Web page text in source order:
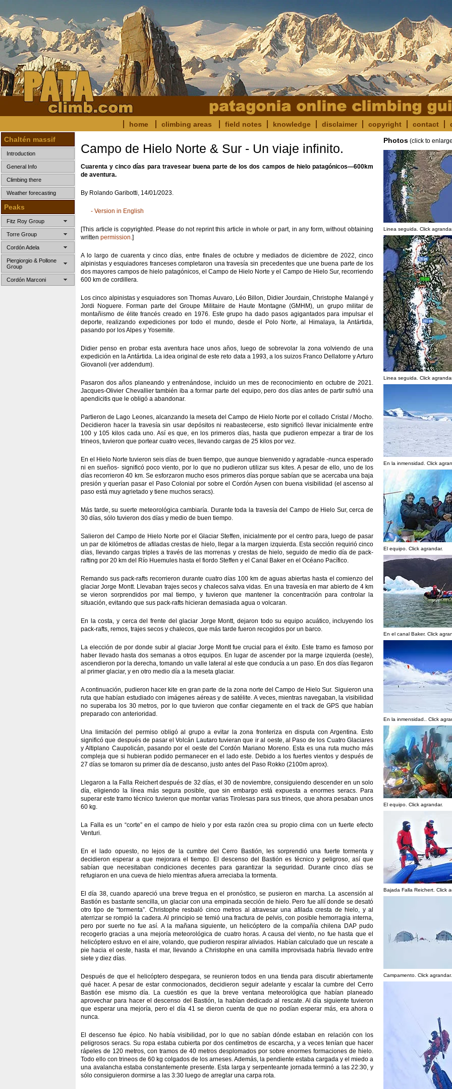
home climbing areas field notes knowledge disclaimer copyright contact
Chaltén massif
Introduction
General Info
Climbing there
Weather forecasting
Peaks
Fitz Roy Group
Torre Group
Cordón Adela
Piergiorgio & Pollone
Group
Cordón Marconi
Campo de Hielo Norte & Sur - Un viaje infinito.
Cuarenta y cinco días para travesear buena parte de los dos campos de hielo patagónicos—600km
de aventura.
By Rolando Garibotti, 14/01/2023.
- Version in English
[This article is copyrighted. Please do not reprint this article in whole or part, in any form, without obtaining
written permission.]
A lo largo de cuarenta y cinco días, entre finales de octubre y mediados de diciembre de 2022, cinco
alpinistas y esquiadores franceses completaron una travesía sin precedentes que une buena parte de los
dos mayores campos de hielo patagónicos, el Campo de Hielo Norte y el Campo de Hielo Sur, recorriendo
600 km de cordillera.
Los cinco alpinistas y esquiadores son Thomas Auvaro, Léo Billon, Didier Jourdain, Christophe Malangé y
Jordi Noguere. Forman parte del Groupe Militaire de Haute Montagne (GMHM), un grupo militar de
montañismo de élite francés creado en 1976. Este grupo ha dado pasos agigantados para impulsar el
deporte, realizando expediciones por todo el mundo, desde el Polo Norte, al Himalaya, la Antártida,
pasando por los Alpes y Yosemite.
Didier penso en probar esta aventura hace unos años, luego de sobrevolar la zona volviendo de una
expedición en la Antártida. La idea original de este reto data a 1993, a los suizos Franco Dellatorre y Arturo
Giovanoli (ver addendum).
Pasaron dos años planeando y entrenándose, incluido un mes de reconocimiento en octubre de 2021.
Jacques-Olivier Chevallier también iba a formar parte del equipo, pero dos días antes de partir sufrió una
apendicitis que le obligó a abandonar.
Partieron de Lago Leones, alcanzando la meseta del Campo de Hielo Norte por el collado Cristal / Mocho.
Decidieron hacer la travesía sin usar depósitos ni reabastecerse, esto significó llevar inicialmente entre
100 y 105 kilos cada uno. Así es que, en los primeros días, hasta que pudieron empezar a tirar de los
trineos, tuvieron que portear cuatro veces, llevando cargas de 25 kilos por vez.
En el Hielo Norte tuvieron seis días de buen tiempo, que aunque bienvenido y agradable -nunca esperado
ni en sueños- significó poco viento, por lo que no pudieron utilizar sus kites. A pesar de ello, uno de los
días recorrieron 40 km. Se esforzaron mucho esos primeros días porque sabían que se acercaba una baja
presión y querían pasar el Paso Colonial por sobre el Cordón Aysen con buena visibilidad (el ascenso al
paso está muy agrietado y tiene muchos seracs).
Más tarde, su suerte meteorológica cambiaría. Durante toda la travesía del Campo de Hielo Sur, cerca de
30 días, sólo tuvieron dos días y medio de buen tiempo.
Salieron del Campo de Hielo Norte por el Glaciar Steffen, inicialmente por el centro para, luego de pasar
un par de kilómetros de afiladas crestas de hielo, llegar a la margen izquierda. Esta sección requirió cinco
días, llevando cargas triples a través de las morrenas y crestas de hielo, seguido de medio día de pack-
rafting por 20 km del Río Huemules hasta el fiordo Steffen y el Canal Baker en el Océano Pacífico.
Remando sus pack-rafts recorrieron durante cuatro días 100 km de aguas abiertas hasta el comienzo del
glaciar Jorge Montt. Llevaban trajes secos y chalecos salva vidas. En una travesía en mar abierto de 4 km
se vieron sorprendidos por mal tiempo, y tuvieron que mantener la concentración para controlar la
situación, evitando que sus pack-rafts hicieran demasiada agua o volcaran.
En la costa, y cerca del frente del glaciar Jorge Montt, dejaron todo su equipo acuático, incluyendo los
pack-rafts, remos, trajes secos y chalecos, que más tarde fueron recogidos por un barco.
La elección de por donde subir al glaciar Jorge Montt fue crucial para el éxito. Este tramo es famoso por
haber llevado hasta dos semanas a otros equipos. En lugar de ascender por la marge izquierda (oeste),
ascendieron por la derecha, tomando un valle lateral al este que conducía a un paso. En dos días llegaron
al primer glaciar, y en otro medio día a la meseta glaciar.
A continuación, pudieron hacer kite en gran parte de la zona norte del Campo de Hielo Sur. Siguieron una
ruta que habían estudiado con imágenes aéreas y de satélite. A veces, mientras navegaban, la visibilidad
no superaba los 30 metros, por lo que tuvieron que confiar ciegamente en el track de GPS que habían
preparado con anterioridad.
Una limitación del permiso obligó al grupo a evitar la zona fronteriza en disputa con Argentina. Esto
significó que después de pasar el Volcán Lautaro tuvieran que ir al oeste, al Paso de los Cuatro Glaciares
y Altiplano Caupolicán, pasando por el oeste del Cordón Mariano Moreno. Esta es una ruta mucho más
compleja que si hubieran podido permanecer en el lado este. Debido a los fuertes vientos y después de
27 días se tomaron su primer día de descanso, justo antes del Paso Rokko (2100m aprox).
Llegaron a la Falla Reichert después de 32 días, el 30 de noviembre, consiguiendo descender en un solo
día, eligiendo la línea más segura posible, que sin embargo está expuesta a enormes seracs. Para
superar este tramo técnico tuvieron que montar varias Tirolesas para sus trineos, que ahora pesaban unos
60 kg.
La Falla es un “corte” en el campo de hielo y por esta razón crea su propio clima con un fuerte efecto
Venturi.
En el lado opuesto, no lejos de la cumbre del Cerro Bastión, les sorprendió una fuerte tormenta y
decidieron esperar a que mejorara el tiempo. El descenso del Bastión es técnico y peligroso, así que
sabían que necesitaban condiciones decentes para garantizar la seguridad. Durante cinco días se
refugiaron en una cueva de hielo mientras afuera arreciaba la tormenta.
El día 38, cuando apareció una breve tregua en el pronóstico, se pusieron en marcha. La ascensión al
Bastión es bastante sencilla, un glaciar con una empinada sección de hielo. Pero fue allí donde se desató
otro tipo de “tormenta”. Christophe resbaló cinco metros al atravesar una afilada cresta de hielo, y al
aterrizar se rompió la cadera. Al principio se temió una fractura de pelvis, con posible hemorragia interna,
pero por suerte no fue así. A la mañana siguiente, un helicóptero de la compañía chilena DAP pudo
recogerlo gracias a una mejoría meteorológica de cuatro horas. A causa del viento, no fue hasta que el
helicóptero estuvo en el aire, volando, que pudieron respirar aliviados. Habían calculado que un rescate a
pie hacia el oeste, hasta el mar, llevando a Christophe en una camilla improvisada habría llevado entre
siete y diez días.
Después de que el helicóptero despegara, se reunieron todos en una tienda para discutir abiertamente
qué hacer. A pesar de estar conmocionados, decidieron seguir adelante y escalar la cumbre del Cerro
Bastión ese mismo día. La cuestión es que la breve ventana meteorológica que habían planeado
aprovechar para hacer el descenso del Bastión, la habían dedicado al rescate. Al día siguiente tuvieron
que esperar una mejoría, pero el día 41 se dieron cuenta de que no podían esperar más, era ahora o
nunca.
El descenso fue épico. No había visibilidad, por lo que no sabían dónde estaban en relación con los
peligrosos seracs. Su ropa estaba cubierta por dos centímetros de escarcha, y a veces tenían que hacer
rápeles de 120 metros, con tramos de 40 metros desplomados por sobre enormes formaciones de hielo.
Todo ello con trineos de 60 kg colgados de los arneses. Además, la pendiente estaba cargada y el miedo a
una avalancha estaba constantemente presente. Esta larga y serpenteante jornada terminó a las 22:30, y
sólo consiguieron dormirse a las 3:30 luego de arreglar una carpa rota.
Photos (click to
Linea seguida. Click
Linea seguida. Click
En la inmensidad. Click
El equipo. Click agrandar.
En el canal Baker. Click
En la inmensidad.. Click
El equipo. Click agrandar.
Bajada Falla Reichert. Click
Campamento. Click agrandar.